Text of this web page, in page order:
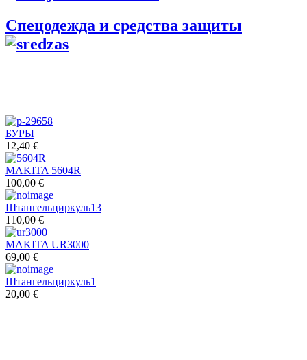
Спецодежда и средства защиты
БУРЫ
12,40 €
MAKITA 5604R
100,00 €
Штангельциркуль13
110,00 €
MAKITA UR3000
69,00 €
Штангельциркуль1
20,00 €